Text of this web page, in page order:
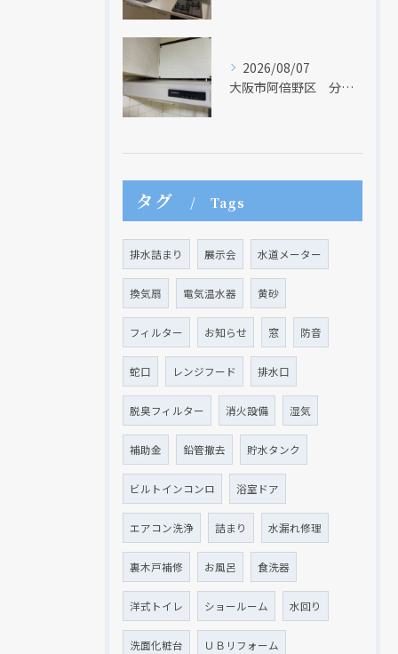
2026/08/07
大阪市阿倍野区 分譲マンションのレンジフード取替リフォーム工事 タカラスタンダード
タグ Tags
排水詰まり 展示会 水道メーター
換気扇 電気温水器 黄砂
フィルター お知らせ 窓 防音
蛇口 レンジフード 排水口
脱臭フィルター 消火設備 湿気
補助金 鉛管撤去 貯水タンク
ビルトインコンロ 浴室ドア
エアコン洗浄 詰まり 水漏れ修理
裏木戸補修 お風呂 食洗器
洋式トイレ ショールーム 水回り
洗面化粧台 ＵＢリフォーム
現在、新聞に入っている折込チラシです。
クリックでチラシのページにジャンプします
現在、新聞に入っている折込チラシです。
クリックでチラシのページにジャンプします